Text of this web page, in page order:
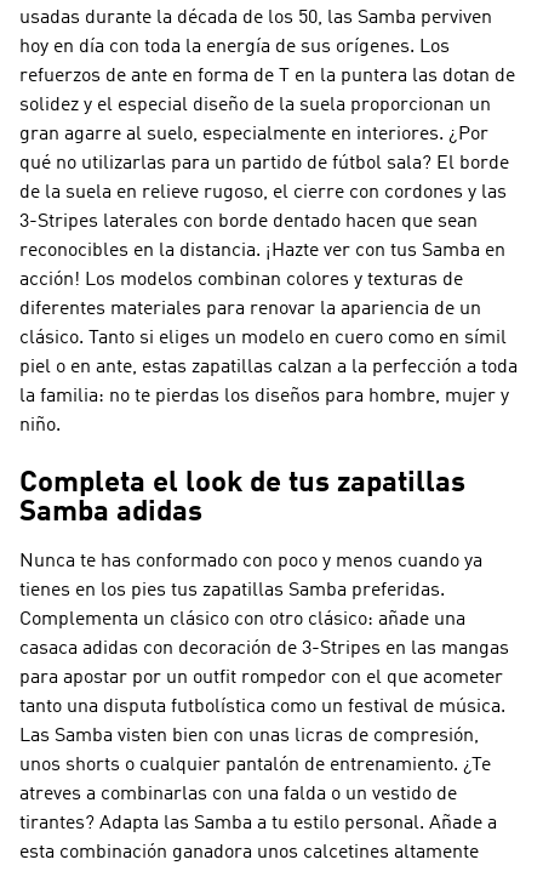
usadas durante la década de los 50, las Samba perviven
hoy en día con toda la energía de sus orígenes. Los
refuerzos de ante en forma de T en la puntera las dotan de
solidez y el especial diseño de la suela proporcionan un
gran agarre al suelo, especialmente en interiores. ¿Por
qué no utilizarlas para un partido de fútbol sala? El borde
de la suela en relieve rugoso, el cierre con cordones y las
3-Stripes laterales con borde dentado hacen que sean
reconocibles en la distancia. ¡Hazte ver con tus Samba en
acción! Los modelos combinan colores y texturas de
diferentes materiales para renovar la apariencia de un
clásico. Tanto si eliges un modelo en cuero como en símil
piel o en ante, estas zapatillas calzan a la perfección a toda
la familia: no te pierdas los diseños para hombre, mujer y
niño.
Completa el look de tus zapatillas
Samba adidas
Nunca te has conformado con poco y menos cuando ya
tienes en los pies tus zapatillas Samba preferidas.
Complementa un clásico con otro clásico: añade una
casaca adidas con decoración de 3-Stripes en las mangas
para apostar por un outfit rompedor con el que acometer
tanto una disputa futbolística como un festival de música.
Las Samba visten bien con unas licras de compresión,
unos shorts o cualquier pantalón de entrenamiento. ¿Te
atreves a combinarlas con una falda o un vestido de
tirantes? Adapta las Samba a tu estilo personal. Añade a
esta combinación ganadora unos calcetines altamente